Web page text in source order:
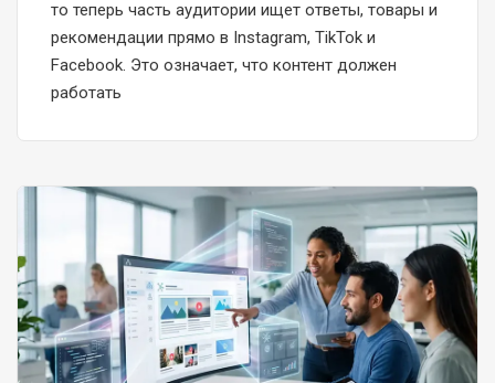
то теперь часть аудитории ищет ответы, товары и
рекомендации прямо в Instagram, TikTok и
Facebook. Это означает, что контент должен
работать